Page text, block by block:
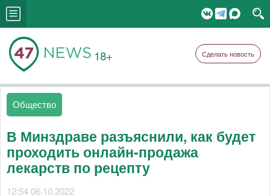
18+ Сделать новость
Общество
В Минздраве разъяснили, как будет
проходить онлайн-продажа
лекарств по рецепту
12:54 06.10.2022